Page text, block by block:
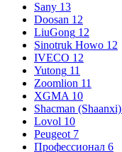
Sany 13
Doosan 12
LiuGong 12
Sinotruk Howo 12
IVECO 12
Yutong 11
Zoomlion 11
XGMA 10
Shacman (Shaanxi)
Lovol 10
Peugeot 7
Профессионал 6